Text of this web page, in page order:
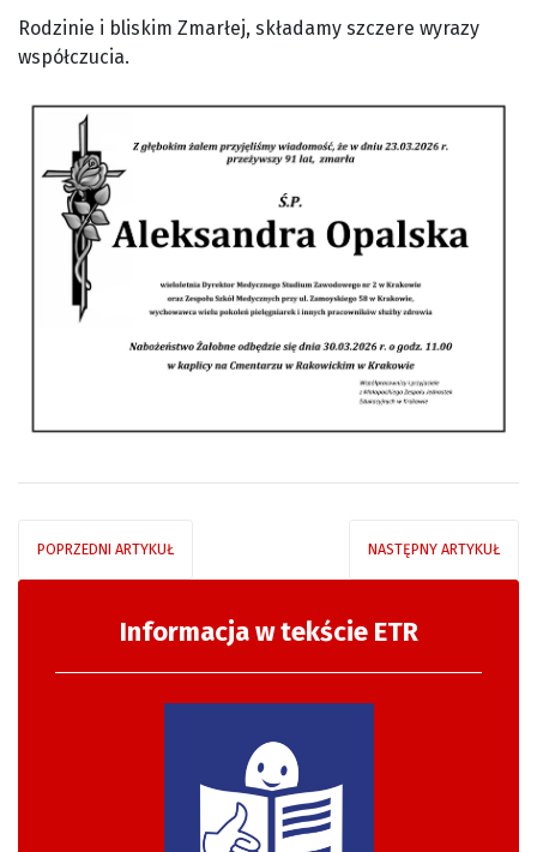
Rodzinie i bliskim Zmarłej, składamy szczere wyrazy
współczucia.
POPRZEDNI ARTYKUŁ NASTĘPNY ARTYKUŁ
Informacja w tekście ETR